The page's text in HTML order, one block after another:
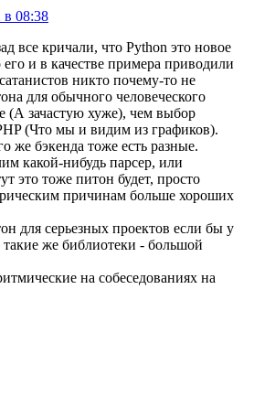
в 08:38
все кричали, что Python это новое
его и в качестве примера приводили
никто почему-то не
для обычного человеческого
(А зачастую хуже), чем выбор
(Что мы и видим из графиков).
же бэкенда тоже есть разные.
какой-нибудь парсер, или
это тоже питон будет, просто
причинам больше хороших
для серьезных проектов если бы у
же библиотеки - большой
на собеседованиях на